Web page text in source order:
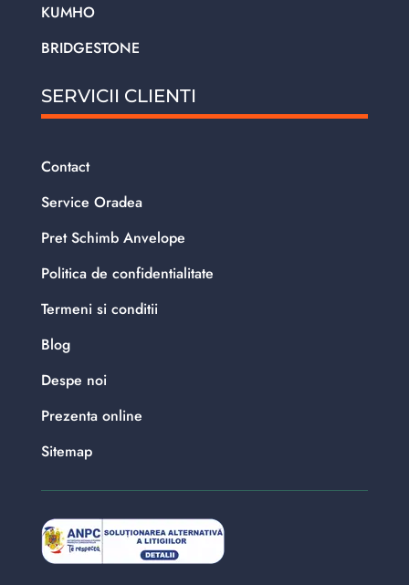
KUMHO
BRIDGESTONE
SERVICII CLIENTI
Contact
Service Oradea
Pret Schimb Anvelope
Politica de confidentialitate
Termeni si conditii
Blog
Despe noi
Prezenta online
Sitemap